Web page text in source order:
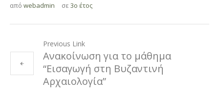
από webadmin σε 3ο έτος
Previous Link
Ανακοίνωση για το μάθημα
“Εισαγωγή στη Βυζαντινή
Αρχαιολογία”